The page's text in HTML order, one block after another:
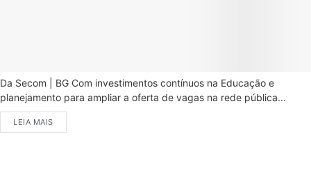
Da Secom | BG Com investimentos contínuos na Educação e
planejamento para ampliar a oferta de vagas na rede pública...
LEIA MAIS